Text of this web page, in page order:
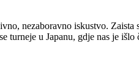
nezaboravno iskustvo.
turneje u Japanu, gdje nas je